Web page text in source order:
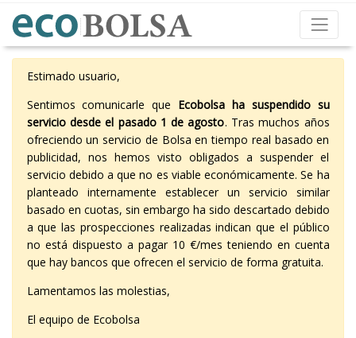
Estimado usuario,
Sentimos comunicarle que Ecobolsa ha suspendido su
servicio desde el pasado 1 de agosto. Tras muchos años
ofreciendo un servicio de Bolsa en tiempo real basado en
publicidad, nos hemos visto obligados a suspender el
servicio debido a que no es viable económicamente. Se ha
planteado internamente establecer un servicio similar
basado en cuotas, sin embargo ha sido descartado debido
a que las prospecciones realizadas indican que el público
no está dispuesto a pagar 10 €/mes teniendo en cuenta
que hay bancos que ofrecen el servicio de forma gratuita.
Lamentamos las molestias,
El equipo de Ecobolsa